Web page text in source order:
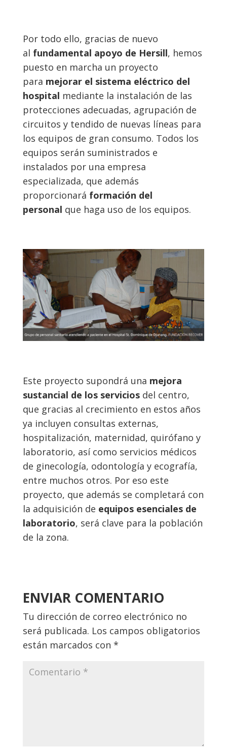
Por todo ello, gracias de nuevo
al fundamental apoyo de Hersill, hemos
puesto en marcha un proyecto
para mejorar el sistema eléctrico del
hospital mediante la instalación de las
protecciones adecuadas, agrupación de
circuitos y tendido de nuevas líneas para
los equipos de gran consumo. Todos los
equipos serán suministrados e
instalados por una empresa
especializada, que además
proporcionará formación del
personal que haga uso de los equipos.
Este proyecto supondrá una mejora
sustancial de los serviciosdel centro,
que gracias al crecimiento en estos años
ya incluyen consultas externas,
hospitalización, maternidad, quirófano y
laboratorio, así como servicios médicos
de ginecología, odontología y ecografía,
entre muchos otros. Por eso este
proyecto, que además se completará con
la adquisición de equipos esenciales de
laboratorio, será clave para la población
de la zona.
ENVIAR COMENTARIO
Tu dirección de correo electrónico no
será publicada. Los campos obligatorios
están marcados con *